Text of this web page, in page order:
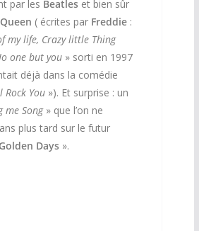
par les Beatleset bien sûr
Queen ( écrites par Freddie:
my life, Crazy little Thing
one but you» sorti en 1997
déjà dans la comédie
Rock You»). Et surprise : un
me Song» que l’on ne
plus tard sur le futur
Golden Days ».